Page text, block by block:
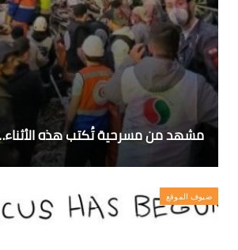
مشهد من مسرحية تُكتب هذه
ضيوف الموقع